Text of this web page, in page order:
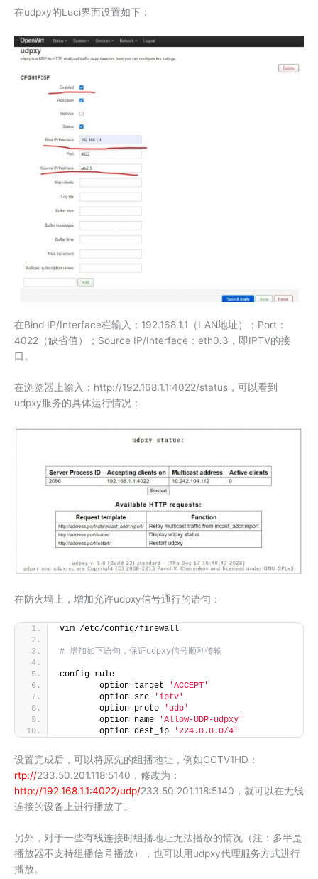
在udpxy的Luci界面设置如下：
在Bind IP/Interface栏输入：192.168.1.1（LAN地址）；Port：
4022（缺省值）；Source IP/Interface：eth0.3，即IPTV的接
口。
在浏览器上输入：http://192.168.1.1:4022/status，可以看到
udpxy服务的具体运行情况：
在防火墙上，增加允许udpxy信号通行的语句：
vim /etc/config/firewall
# 增加如下语句，保证udpxy信号顺利传输
config rule
        option target
'ACCEPT'
        option src
'iptv'
        option proto
'udp'
        option name
'Allow-UDP-udpxy'
        option dest_ip
'224.0.0.0/4'
设置完成后，可以将原先的组播地址，例如CCTV1HD：
rtp://233.50.201.118:5140，修改为：
http://192.168.1.1:4022/udp/233.50.201.118:5140，就可以在无线
连接的设备上进行播放了。
另外，对于一些有线连接时组播地址无法播放的情况（注：多半是
播放器不支持组播信号播放），也可以用udpxy代理服务方式进行
播放。